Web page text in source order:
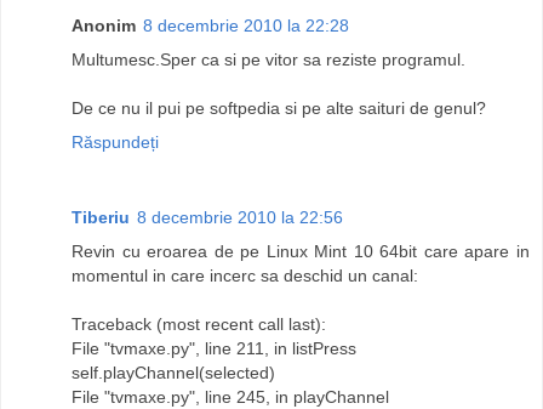
Anonim 8 decembrie 2010 la 22:28
Multumesc.Sper ca si pe vitor sa reziste programul.
De ce nu il pui pe softpedia si pe alte saituri de genul?
Răspundeți
Tiberiu 8 decembrie 2010 la 22:56
Revin cu eroarea de pe Linux Mint 10 64bit care apare in
momentul in care incerc sa deschid un canal:
Traceback (most recent call last):
File "tvmaxe.py", line 211, in listPress
self.playChannel(selected)
File "tvmaxe.py", line 245, in playChannel